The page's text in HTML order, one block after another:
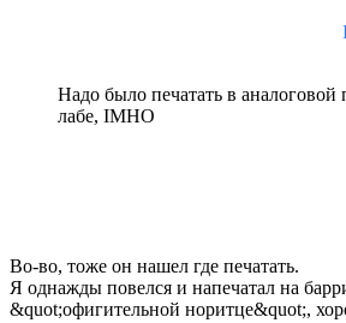
Надо было печатать в аналоговой
лабе, IMHO
Во-во, тоже он нашел где печатать.
Я однажды повелся и напечатал на
&quot;офигительной норитце&quot;,